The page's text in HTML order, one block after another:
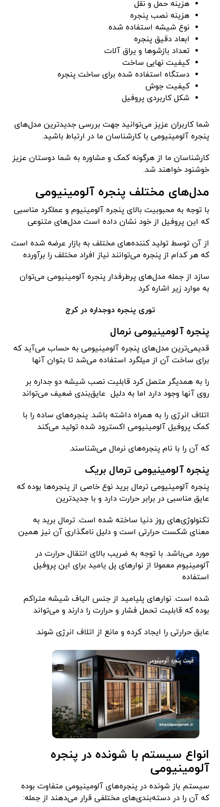
هزینه حمل و نقل
هزینه نصب پنجره
نوع شیشه استفاده شده
ابعاد دقیق پنجره
تعداد بازشوها و یراق آلات
کیفیت نهایی ساخت
دستگاه استفاده شده برای ساخت پنجره
کیفیت جوش
شکل کاربردی پروفیل
شما کاربران عزیز می‌توانید جهت بررسی جدیدترین مدل‌های
پنجره آلومینیومی با کارشناسان ما در ارتباط باشید.
کارشناسان ما از هرگونه کمک و مشاوره به شما دوستان عزیز
خوشنود خواهند شد.
مدل‌های مختلف پنجره آلومینیومی
با توجه به محبوبیت بالای پنجره آلومینیوم و عملکرد مناسبی
که این پروفیل از خود نشان داده است مدل‌های متنوعی
از آن توسط تولید کننده‌های مختلف به بازار عرضه شده است
که هر کدام از پنجره می‌توانند نیاز افراد مختلف را برآورده
سازد از جمله مدل‌های پرطرفدار پنجره آلومینیومی می‌توان
به موارد زیر اشاره کرد.
توری پنجره دوجداره در کرج
پنجره آلومینیومی نرمال
قدیمی‌ترین مدل‌های پنجره آلومینیومی به حساب می‌آید که
برای ساخت آن از میلگرد استفاده می‌شد تا بتوان آنها
را به همدیگر متصل کرد قابلیت نصب شیشه دو جداره بر
روی آنها وجود دارد اما به دلیل عایق‌بندی ضعیف می‌تواند
اتلاف انرژی را به همراه داشته باشد. پنجره‌های ساده را با
کمک پروفیل آلومینیومی اکسترود شده تولید می‌کند
که آن را با نام پنجره‌های نرمال می‌شناسند.
پنجره آلومینیومی ترمال بریک
پنجره آلومینیومی ترمال برید نوع خاصی از پنجره‌ها بوده که
عایق مناسبی در برابر حرارت دارد و با جدیدترین
تکنولوژی‌های روز دنیا ساخته شده است. ترمال برید به
معنای شکست حرارتی است و دلیل نامگذاری آن نیز همین
مورد می‌باشد. با توجه به ضریب بالای انتقال حرارت در
آلومینیوم معمولا از نوارهای پل یامید برای این پروفیل
استفاده
شده است. نوارهای پلیامید از جنس الیاف شیشه متراکم
بوده که قابلیت تحمل فشار و حرارت را دارند و می‌تواند
عایق حرارتی را ایجاد کرده و مانع از اتلاف انرژی شوند.
انواع سیستم با شونده در پنجره
آلومینیومی
سیستم باز شونده در پنجره‌های آلومینیومی متفاوت بوده
که آن را در دسته‌بندی‌های مختلفی قرار می‌دهند از جمله: